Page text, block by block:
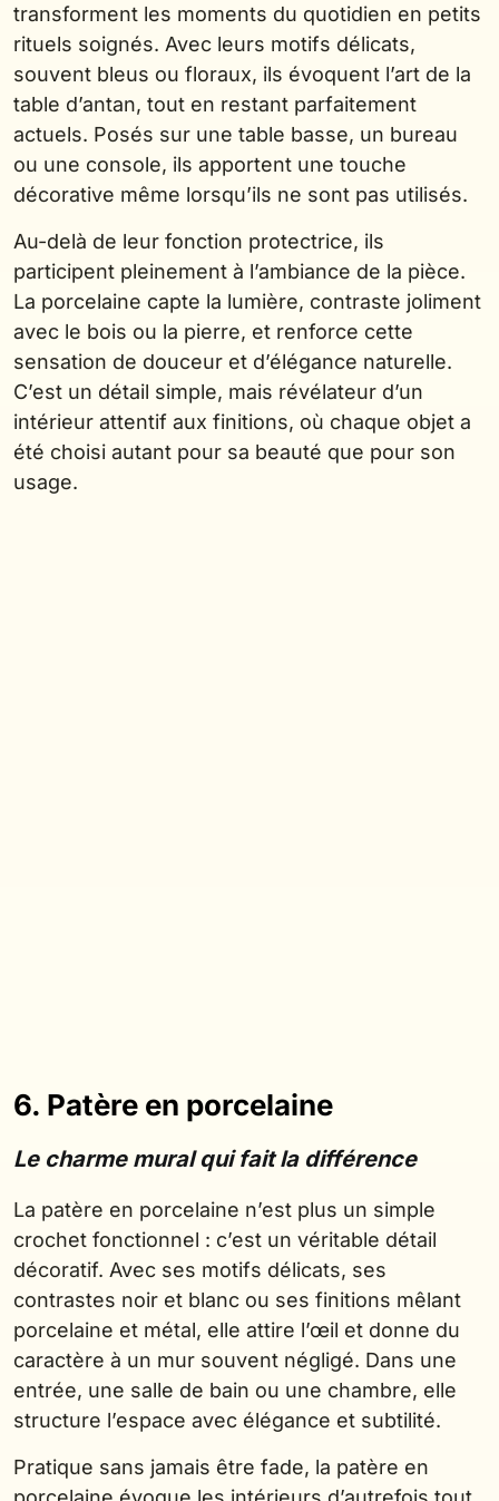
transforment les moments du quotidien en petits
rituels soignés. Avec leurs motifs délicats,
souvent bleus ou floraux, ils évoquent l’art de la
table d’antan, tout en restant parfaitement
actuels. Posés sur une table basse, un bureau
ou une console, ils apportent une touche
décorative même lorsqu’ils ne sont pas utilisés.
Au-delà de leur fonction protectrice, ils
participent pleinement à l’ambiance de la pièce.
La porcelaine capte la lumière, contraste joliment
avec le bois ou la pierre, et renforce cette
sensation de douceur et d’élégance naturelle.
C’est un détail simple, mais révélateur d’un
intérieur attentif aux finitions, où chaque objet a
été choisi autant pour sa beauté que pour son
usage.
6. Patère en porcelaine
Le charme mural qui fait la différence
La patère en porcelaine n’est plus un simple
crochet fonctionnel : c’est un véritable détail
décoratif. Avec ses motifs délicats, ses
contrastes noir et blanc ou ses finitions mêlant
porcelaine et métal, elle attire l’œil et donne du
caractère à un mur souvent négligé. Dans une
entrée, une salle de bain ou une chambre, elle
structure l’espace avec élégance et subtilité.
Pratique sans jamais être fade, la patère en